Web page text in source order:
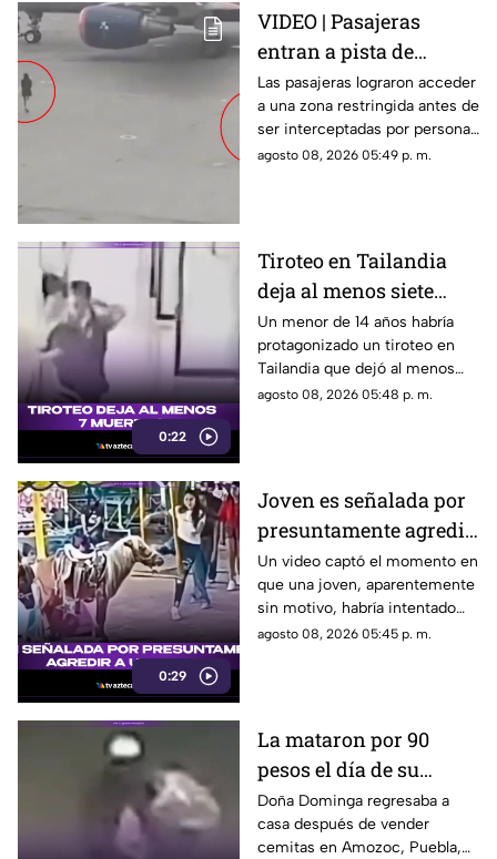
VIDEO | Pasajeras
entran a pista de
aeropuerto tras perder
su vuelo; autoridades
logran detenerlas
Las pasajeras lograron acceder
a una zona restringida antes de
ser interceptadas por personal
del aeropuerto.
agosto 08, 2026 05:49 p. m.
0:22
Tiroteo en Tailandia
deja al menos siete
muertos
Un menor de 14 años habría
protagonizado un tiroteo en
Tailandia que dejó al menos
siete personas muertas, entre
agosto 08, 2026 05:48 p. m.
0:29
Joven es señalada por
presuntamente agredir
a un pony en feria de
Pueblo Mágico
Un video captó el momento en
que una joven, aparentemente
sin motivo, habría intentado
agredir a un pequeño pony.
agosto 08, 2026 05:45 p. m.
La mataron por 90
pesos el día de su
cumpleaños; Este es el
caso de Doña Dominga
Doña Dominga regresaba a
casa después de vender
cemitas en Amozoc, Puebla,